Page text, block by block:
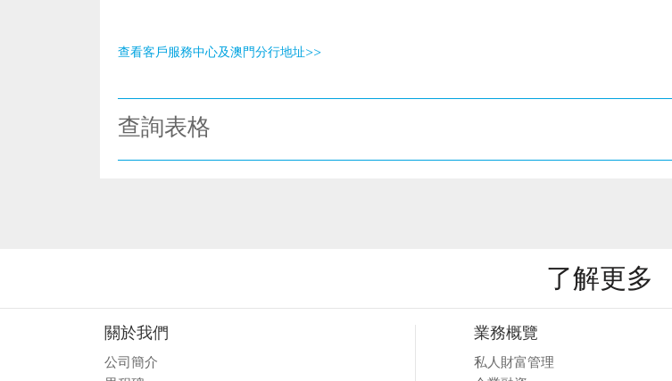
查看客戶服務中心及澳門分行地址>>
查詢表格
了解更多
關於我們
公司簡介
業務概覽
私人財富管理